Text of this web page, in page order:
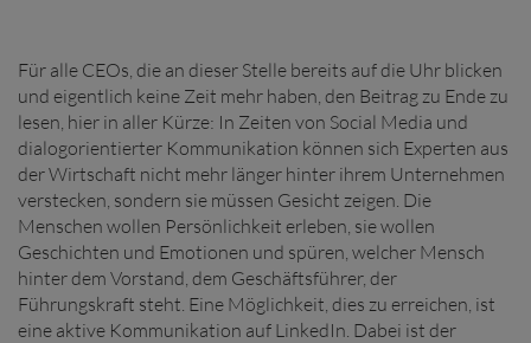
Für alle CEOs, die an dieser Stelle bereits auf die Uhr blicken
und eigentlich keine Zeit mehr haben, den Beitrag zu Ende zu
lesen, hier in aller Kürze: In Zeiten von Social Media und
dialogorientierter Kommunikation können sich Experten aus
der Wirtschaft nicht mehr länger hinter ihrem Unternehmen
verstecken, sondern sie müssen Gesicht zeigen. Die
Menschen wollen Persönlichkeit erleben, sie wollen
Geschichten und Emotionen und spüren, welcher Mensch
hinter dem Vorstand, dem Geschäftsführer, der
Führungskraft steht. Eine Möglichkeit, dies zu erreichen, ist
eine aktive Kommunikation auf LinkedIn. Dabei ist der